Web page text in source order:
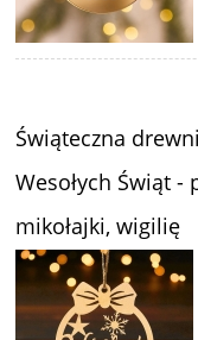
Świąteczna
Wesołych Świąt -
mikołajki, wigilię